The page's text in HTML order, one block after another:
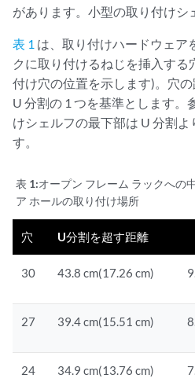
があります。小型の取り付けシ
表 1 は、取り付けハードウェア
クに取り付けるねじを挿入する
付け穴の位置を示します)。穴
U 分割の 1 つを基準とします。
けシェルフの最下部は U 分割よ
す。
表 1:オープン フレーム ラックへの
ア ホールの取り付け場所
穴 U分割を超す距離
30 43.8 cm(17.26 cm)
27 39.4 cm(15.51 cm)
24 34.9 cm(13.76 cm)